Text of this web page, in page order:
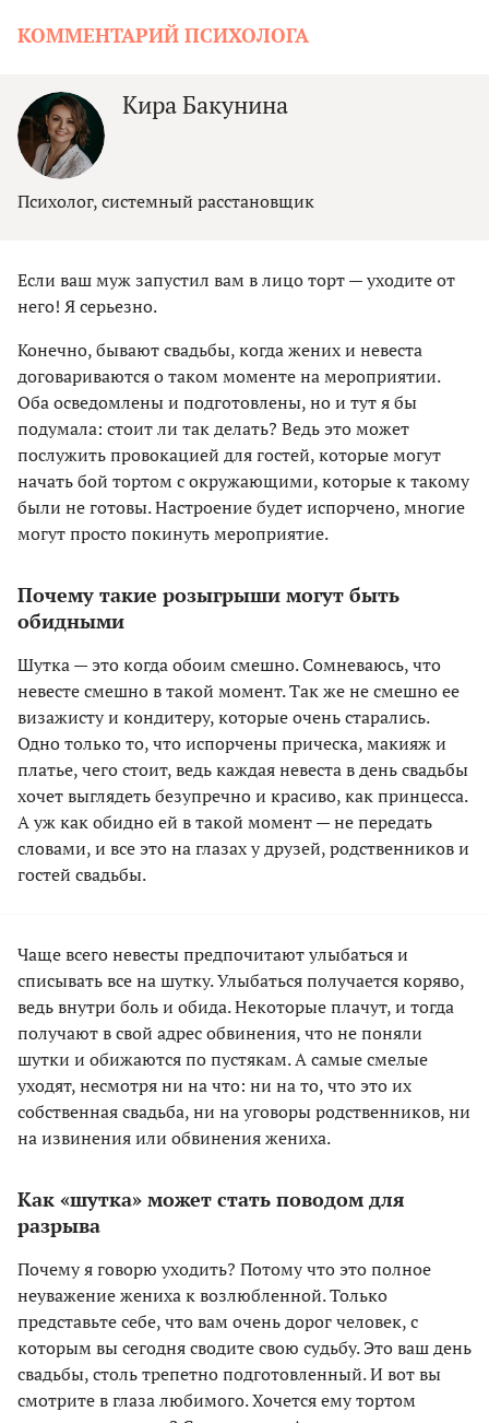
КОММЕНТАРИЙ ПСИХОЛОГА
Кира Бакунина
Психолог, системный расстановщик
Если ваш муж запустил вам в лицо торт — уходите от
него! Я серьезно.
Конечно, бывают свадьбы, когда жених и невеста
договариваются о таком моменте на мероприятии.
Оба осведомлены и подготовлены, но и тут я бы
подумала: стоит ли так делать? Ведь это может
послужить провокацией для гостей, которые могут
начать бой тортом с окружающими, которые к такому
были не готовы. Настроение будет испорчено, многие
могут просто покинуть мероприятие.
Почему такие розыгрыши могут быть
обидными
Шутка — это когда обоим смешно. Сомневаюсь, что
невесте смешно в такой момент. Так же не смешно ее
визажисту и кондитеру, которые очень старались.
Одно только то, что испорчены прическа, макияж и
платье, чего стоит, ведь каждая невеста в день свадьбы
хочет выглядеть безупречно и красиво, как принцесса.
А уж как обидно ей в такой момент — не передать
словами, и все это на глазах у друзей, родственников и
гостей свадьбы.
Чаще всего невесты предпочитают улыбаться и
списывать все на шутку. Улыбаться получается коряво,
ведь внутри боль и обида. Некоторые плачут, и тогда
получают в свой адрес обвинения, что не поняли
шутки и обижаются по пустякам. А самые смелые
уходят, несмотря ни на что: ни на то, что это их
собственная свадьба, ни на уговоры родственников, ни
на извинения или обвинения жениха.
Как «шутка» может стать поводом для
разрыва
Почему я говорю уходить? Потому что это полное
неуважение жениха к возлюбленной. Только
представьте себе, что вам очень дорог человек, с
которым вы сегодня сводите свою судьбу. Это ваш день
свадьбы, столь трепетно подготовленный. И вот вы
смотрите в глаза любимого. Хочется ему тортом